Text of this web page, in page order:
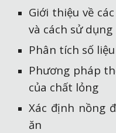
Giới thiệu về
và cách sử dụng
Phân tích số liệu
Phương pháp
của chất lỏng
Xác định nồng
ăn